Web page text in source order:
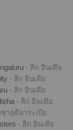
- ลีก อินเดีย
- ลีก อินเดีย
- ลีก อินเดีย
- ลีก อินเดีย
าอุดีอาระเบีย
- ลีก อินเดีย